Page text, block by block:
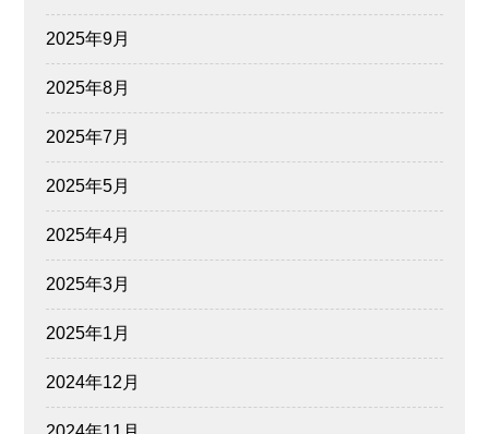
2025年9月
2025年8月
2025年7月
2025年5月
2025年4月
2025年3月
2025年1月
2024年12月